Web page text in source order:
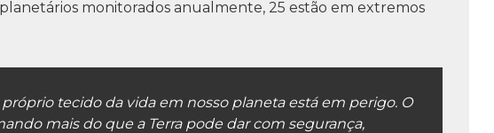
monitorados anualmente, 25 estão em extremos
tecido da vida em nosso planeta está em perigo. O
mais do que a Terra pode dar com segurança,